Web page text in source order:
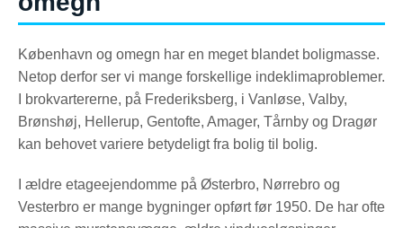
København og omegn har en meget blandet boligmasse.
Netop derfor ser vi mange forskellige indeklimaproblemer.
I brokvartererne, på Frederiksberg, i Vanløse, Valby,
Brønshøj, Hellerup, Gentofte, Amager, Tårnby og Dragør
kan behovet variere betydeligt fra bolig til bolig.
I ældre etageejendomme på Østerbro, Nørrebro og
Vesterbro er mange bygninger opført før 1950. De har ofte